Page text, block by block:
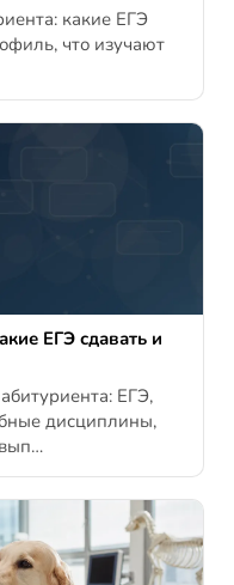
какие ЕГЭ
что изучают
ЕГЭ сдавать и
ЕГЭ,
дисциплины,